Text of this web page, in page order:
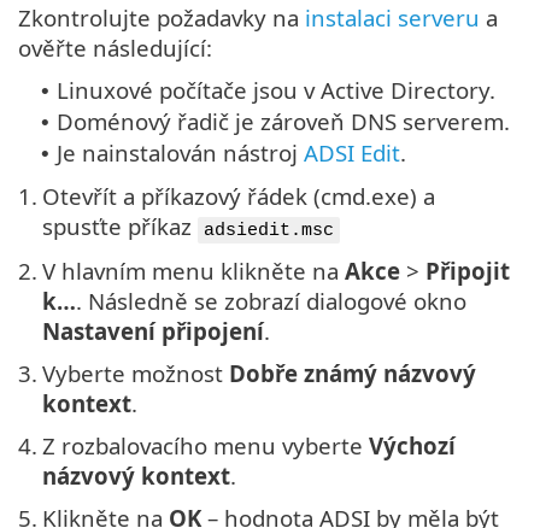
Zkontrolujte požadavky na instalaci serveru a
ověřte následující:
• Linuxové počítače jsou v Active Directory.
• Doménový řadič je zároveň DNS serverem.
• Je nainstalován nástroj ADSI Edit.
1. Otevřít a příkazový řádek (cmd.exe) a
spusťte příkaz
adsiedit.msc
2. V hlavním menu klikněte na Akce > Připojit
k…. Následně se zobrazí dialogové okno
Nastavení připojení.
3. Vyberte možnost Dobře známý názvový
kontext.
4. Z rozbalovacího menu vyberte Výchozí
názvový kontext.
5. Klikněte na OK – hodnota ADSI by měla být